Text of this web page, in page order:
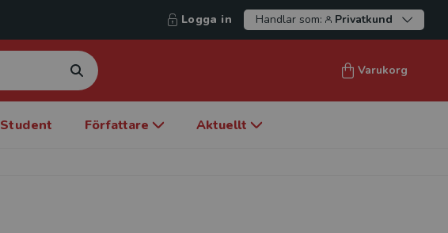
Logga in Handlar som: Privatkund
Varukorg
Student Författare Aktuellt